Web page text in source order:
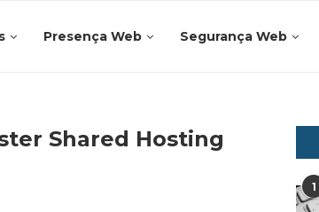
Presença Web Segurança Web
Shared Hosting
1